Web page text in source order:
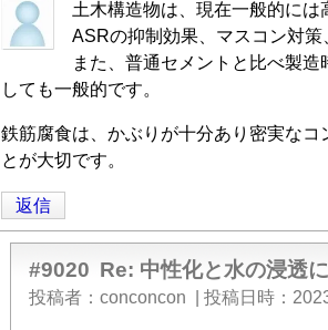
匿
名
稿
に
よ
る
「Re:
中
土木構造物は、現在一般的には
ASRの抑制効果、マスコン対策
また、普通セメントと比べ製
しても一般的です。
鉄筋腐食は、かぶりが十分あり密実な
とが大切です。
返信
#9020 Re: 中性化と水の浸透
投稿者 conconcon 投稿日時